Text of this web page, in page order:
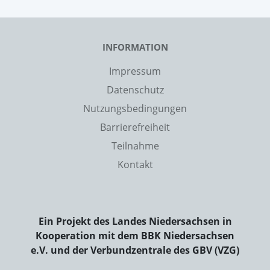
INFORMATION
Impressum
Datenschutz
Nutzungsbedingungen
Barrierefreiheit
Teilnahme
Kontakt
Ein Projekt des Landes Niedersachsen in
Kooperation mit dem BBK Niedersachsen
e.V. und der Verbundzentrale des GBV (VZG)